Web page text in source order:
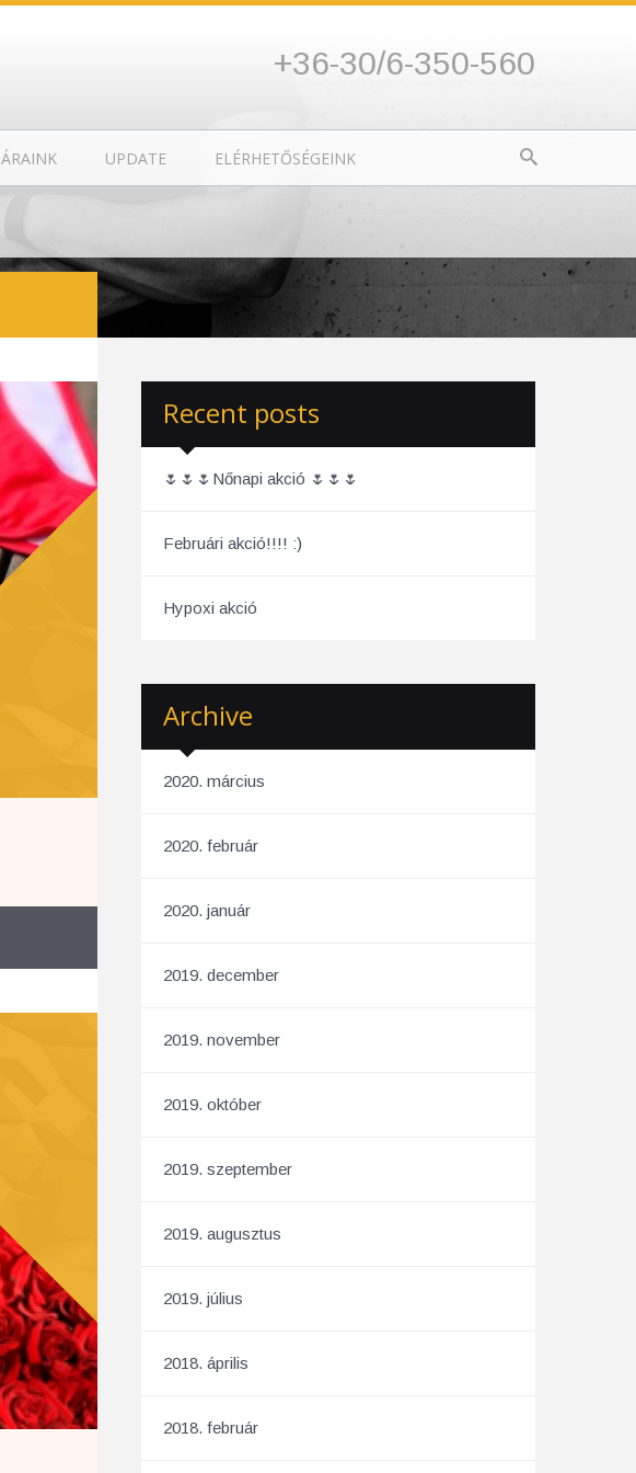
+36-30/6-350-560
ÁRAINK UPDATE ELÉRHETŐSÉGEINK
Recent posts
🌷🌷🌷Nőnapi akció 🌷🌷🌷
Februári akció!!!! :)
Hypoxi akció
Archive
2020. március
2020. február
2020. január
2019. december
2019. november
2019. október
2019. szeptember
2019. augusztus
2019. július
2018. április
2018. február